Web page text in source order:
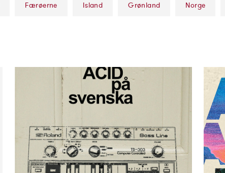
Færøerne Island Grønland Norge